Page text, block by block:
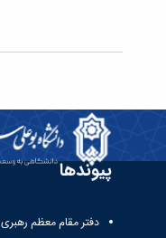
پیوندها
دفتر مقام معظم رهبری